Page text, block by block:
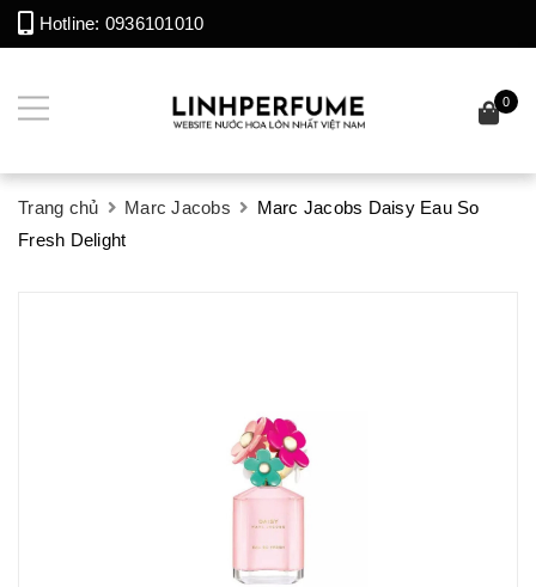
Hotline: 0936101010
0
Trang chủ Marc Jacobs
Marc Jacobs Daisy Eau So
Fresh Delight